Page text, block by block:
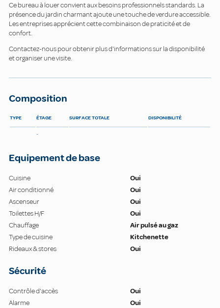
Ce bureau à louer convient aux besoins professionnels standards. La
présence du jardin charmant ajoute une touche de verdure accessible.
Les entreprises apprécient cette combinaison de praticité et de
confort.
Contactez-nous pour obtenir plus d'informations sur la disponibilité
et organiser une visite.
Composition
TYPE ÉTAGE SURFACE TOTALE DISPONIBILITÉ
-
Equipement de base
Cuisine
Oui
Air conditionné
Oui
Ascenseur
Oui
Toilettes H/F
Oui
Chauffage
Air pulsé au gaz
Type de cuisine
Kitchenette
Rideaux & stores
Oui
Sécurité
Contrôle d'accès
Oui
Alarme
Oui